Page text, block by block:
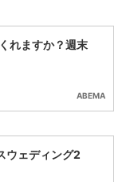
れますか？週末
ABEMA
ウェディング2